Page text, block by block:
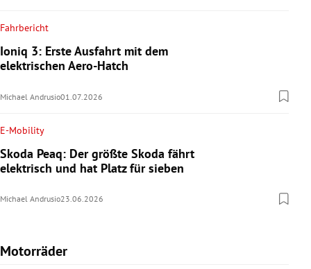
Fahrbericht
Ioniq 3: Erste Ausfahrt mit dem
elektrischen Aero-Hatch
Michael Andrusio01.07.2026
E-Mobility
Skoda Peaq: Der größte Skoda fährt
elektrisch und hat Platz für sieben
Michael Andrusio23.06.2026
Motorräder